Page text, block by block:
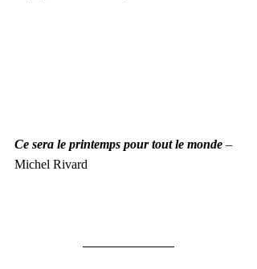
Ce sera le printemps pour tout le monde –
Michel Rivard